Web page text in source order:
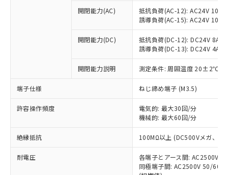
開閉能力(AC)
抵抗負荷(AC-12): AC24V 10A/
誘導負荷(AC-15): AC24V
開閉能力(DC)
抵抗負荷(DC-12): DC24V 8A/
誘導負荷(DC-13): DC24V 4A/
開閉能力説明 測定条件: 周囲温度 20±2℃、
端子仕様 ねじ締め端子 (M3.5)
許容操作頻度
電気的: 最大30回/分
機械的: 最大60回/分
絶縁抵抗 100MΩ以上 (DC500Vメガ、点
耐電圧
各端子とアース間: AC2500V
同極端子間: AC2500V 50/
以下の条件をお読みいただき、同意のうえ
本サービスは、当社制御機器事業取扱
商品の当社在庫状況および標準価格
(税抜)を提供させていただくもので
当社制御機器事業取扱商品の中には、
ことをご了承ください。
在庫状況および標準価格照会結果は、
記載している更新日時点での社内デー
タに基づき作成されるものであり、閲
覧された時点での実際の在庫および標
準価格とは異なる場合があることをご
対応予定なし：EU RoHS指令（10物質）の
非含有に非対応の商品で、対応品を出す予
調査・確認中：EU RoHS指令（10物質）の
非含有の対応状況を調査中または確認中の
非該当品：ライセンス料など無形物で、有
害物質有無と関係のない商品です。
仕入先様の事情により、非含有部品として
いたものが、含有品と判明した場合などや
むを得ず変更することがあります。
*EU RoHS指令（10物質）：
鉛(Pb) 1000ppm以下、 水銀(Hg) 1000ppm以下、 カド
六価クロム(Cr(Ⅵ)) 1000ppm以下、ポリ臭化ビフェニル
類(PBB) 1000ppm以下、ポリ臭化ジフェニルエーテル類
「○」：最大均質材料含有率が中国RoHSの
基準値以下であることを示します。
「×」：最大均質材料含有率が中国RoHSの
基準値を超えていることを示します。
「－」：未確認です。当社販売部門へお問
*中国RoHS10物質の基準値 (GB/T26572)：
Pb(鉛) :1000ppm、 Hg(水銀) : 1000ppm、 Cd(カドミウ
Cr(Ⅵ)(六価クロム) : 1000ppm、 PBBs(ポリ臭化ビフェ
当社は、これら貴社製品のうち、外国
為替および外国貿易法に定める商品
または国外への提供する場合は、日本
国政府の輸出許可(または役務取引許
可)を取得するなどの必要な手続きを